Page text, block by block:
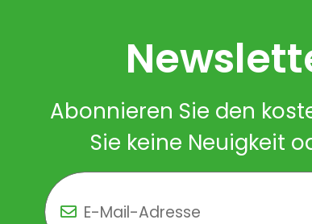
Abonnieren Sie den
Sie keine Neuigkeit